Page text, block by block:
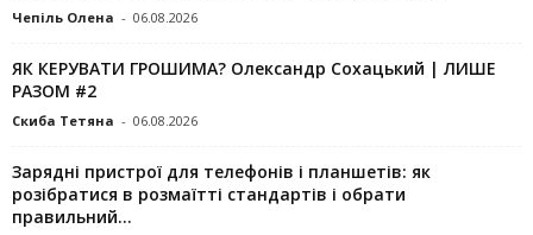
Чепіль Олена - 06.08.2026
ЯК КЕРУВАТИ ГРОШИМА? Олександр Сохацький | ЛИШЕ
РАЗОМ #2
Скиба Тетяна - 06.08.2026
Зарядні пристрої для телефонів і планшетів: як
розібратися в розмаїтті стандартів і обрати
правильний...